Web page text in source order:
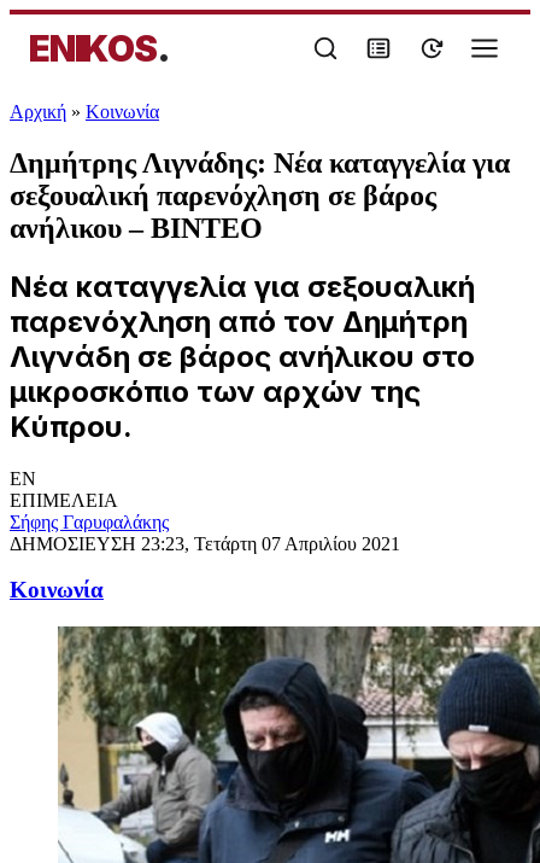
ENIKOS.
Αρχική » Κοινωνία
Δημήτρης Λιγνάδης: Νέα καταγγελία για
σεξουαλική παρενόχληση σε βάρος
ανήλικου – ΒΙΝΤΕΟ
Νέα καταγγελία για σεξουαλική
παρενόχληση από τον Δημήτρη
Λιγνάδη σε βάρος ανήλικου στο
μικροσκόπιο των αρχών της
Κύπρου.​
EN
ΕΠΙΜΕΛΕΙΑ
Σήφης Γαρυφαλάκης
ΔΗΜΟΣΙΕΥΣΗ 23:23, Τετάρτη 07 Απριλίου 2021
Κοινωνία